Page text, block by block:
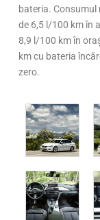
bateria. Consumul
de 6,5 l/100 km în
8,9 l/100 km în
km cu bateria
zero.